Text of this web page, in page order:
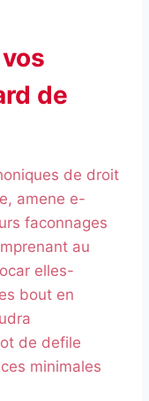
de
de droit
amene e-
faconnages
au
elles-
bout en
de defile
minimales